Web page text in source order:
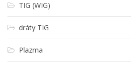
TIG (WIG)
dráty TIG
Plazma